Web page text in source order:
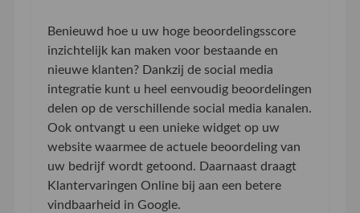
Benieuwd hoe u uw hoge beoordelingsscore
inzichtelijk kan maken voor bestaande en
nieuwe klanten? Dankzij de social media
integratie kunt u heel eenvoudig beoordelingen
delen op de verschillende social media kanalen.
Ook ontvangt u een unieke widget op uw
website waarmee de actuele beoordeling van
uw bedrijf wordt getoond. Daarnaast draagt
Klantervaringen Online bij aan een betere
vindbaarheid in Google.